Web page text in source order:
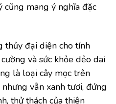
mang ý nghĩa đặc
thủy đại diện cho tính
và sức khỏe dẻo dai
là loại cây mọc trên
vẫn xanh tươi, đứng
thử thách của thiên